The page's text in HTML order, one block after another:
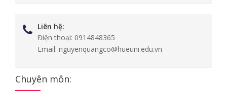
Liên hệ:
Điện thoại: 0914848365
Email: nguyenquangco@hueuni.edu.vn
Chuyên môn: